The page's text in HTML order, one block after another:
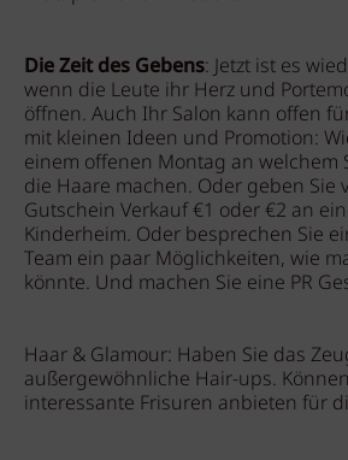
Die Zeit des Gebens: Jetzt ist es
wenn die Leute ihr Herz und
öffnen. Auch Ihr Salon kann offen
mit kleinen Ideen und Promotion:
einem offenen Montag an welchem
die Haare machen. Oder geben Sie
Gutschein Verkauf €1 oder €2 an
Kinderheim. Oder besprechen Sie
Team ein paar Möglichkeiten, wie
könnte. Und machen Sie eine PR
Haar & Glamour: Haben Sie das
außergewöhnliche Hair-ups.
interessante Frisuren anbieten für